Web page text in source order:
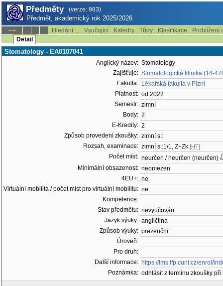
Předměty (verze: 983)
Předmět, akademický rok 2025/2026
--:-- Hledání ... Vyučující Katedry Třídy Klasifikace
Prohlížení
Detail
Stomatology - EA0107041
Anglický název: Stomatology
Zajišťuje: Stomatologická klinika (14-
Fakulta: Lékařská fakulta v Plzni
Platnost: od 2022
Semestr: zimní
Body: 2
E-Kredity: 2
Způsob provedení zkoušky: zimní s.:
Rozsah, examinace: zimní s.:1/1, Z+Zk [HT]
Počet míst: neurčen / neurčen (neurčen)
Minimální obsazenost: neomezen
4EU+: ne
Virtuální mobilita / počet míst pro virtuální mobilitu: ne
Kompetence:
Stav předmětu: nevyučován
Jazyk výuky: angličtina
Způsob výuky: prezenční
Úroveň:
Pro druh:
Další informace: https://lms.lfp.cuni.cz/enrol/
Poznámka: odhlásit z termínu zkoušky